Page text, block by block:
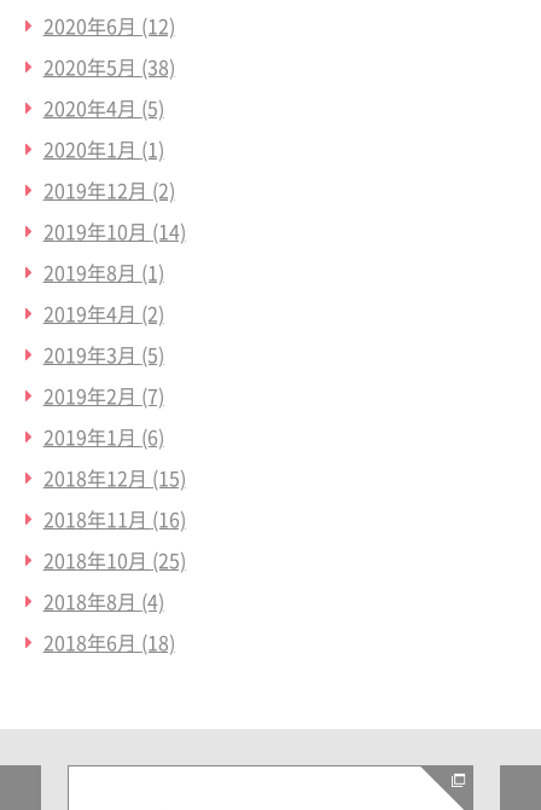
2020年6月 (12)
2020年5月 (38)
2020年4月 (5)
2020年1月 (1)
2019年12月 (2)
2019年10月 (14)
2019年8月 (1)
2019年4月 (2)
2019年3月 (5)
2019年2月 (7)
2019年1月 (6)
2018年12月 (15)
2018年11月 (16)
2018年10月 (25)
2018年8月 (4)
2018年6月 (18)